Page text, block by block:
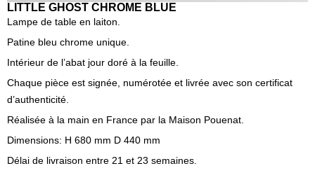
LITTLE GHOST CHROME BLUE
Lampe de table en laiton.
Patine bleu chrome unique.
Intérieur de l’abat jour doré à la feuille.
Chaque pièce est signée, numérotée et livrée avec son certificat
d’authenticité.
Réalisée à la main en France par la Maison Pouenat.
Dimensions: H 680 mm D 440 mm
Délai de livraison entre 21 et 23 semaines.